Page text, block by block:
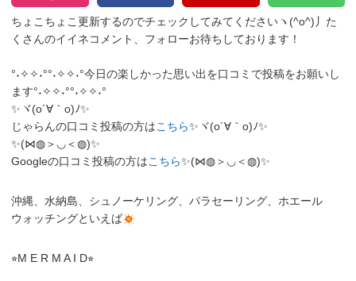
ちょこちょこ更新するのでチェックしてみてくださいヽ(^o^)丿 た
くさんのイイネコメント、フォローお待ちしております！
°˖✧✧˖°°˖✧✧˖°今日の楽しかった思い出を口コミで投稿をお願いし
ます°˖✧✧˖°°˖✧✧˖°
✨ヾ(o´∀｀o)ﾉ✨
じゃらんの口コミ投稿の方はこちら✨ヾ(o´∀｀o)ﾉ✨
✨(⋈◍＞◡＜◍)✨
Googleの口コミ投稿の方はこちら✨(⋈◍＞◡＜◍)✨
沖縄、水納島、シュノーケリング、パラセーリング、ホエール
ウォッチングといえば
⭐︎M E R M A I D⭐︎